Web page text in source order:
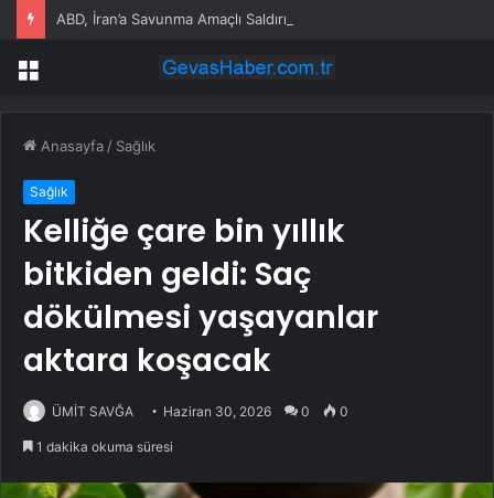
ABD, İran’a Savunma Amaçlı Saldırılar Düzenledi
Menü
Anasayfa / Sağlık
Sağlık
Kelliğe çare bin yıllık
bitkiden geldi: Saç
dökülmesi yaşayanlar
aktara koşacak
ÜMİT SAVĞA Haziran 30, 2026 0 0
1 dakika okuma süresi